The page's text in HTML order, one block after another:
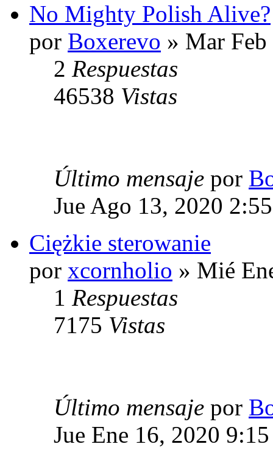
No Mighty Polish Alive?
por Boxerevo » Mar
2 Respuestas
46538 Vistas
Último mensaje por
Jue Ago 13, 2020
Ciężkie sterowanie
por xcornholio » Mié
1 Respuestas
7175 Vistas
Último mensaje por
Jue Ene 16, 2020